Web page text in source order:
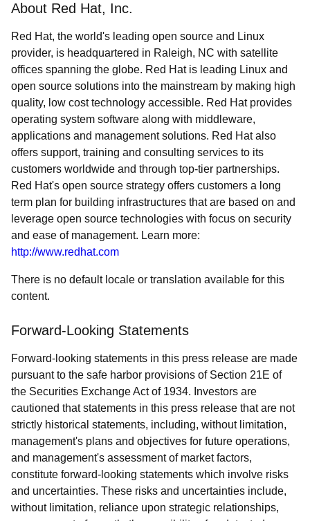
About Red Hat, Inc.
Red Hat, the world's leading open source and Linux
provider, is headquartered in Raleigh, NC with satellite
offices spanning the globe. Red Hat is leading Linux and
open source solutions into the mainstream by making high
quality, low cost technology accessible. Red Hat provides
operating system software along with middleware,
applications and management solutions. Red Hat also
offers support, training and consulting services to its
customers worldwide and through top-tier partnerships.
Red Hat's open source strategy offers customers a long
term plan for building infrastructures that are based on and
leverage open source technologies with focus on security
and ease of management. Learn more:
http://www.redhat.com
There is no default locale or translation available for this
content.
Forward-Looking Statements
Forward-looking statements in this press release are made
pursuant to the safe harbor provisions of Section 21E of
the Securities Exchange Act of 1934. Investors are
cautioned that statements in this press release that are not
strictly historical statements, including, without limitation,
management's plans and objectives for future operations,
and management's assessment of market factors,
constitute forward-looking statements which involve risks
and uncertainties. These risks and uncertainties include,
without limitation, reliance upon strategic relationships,